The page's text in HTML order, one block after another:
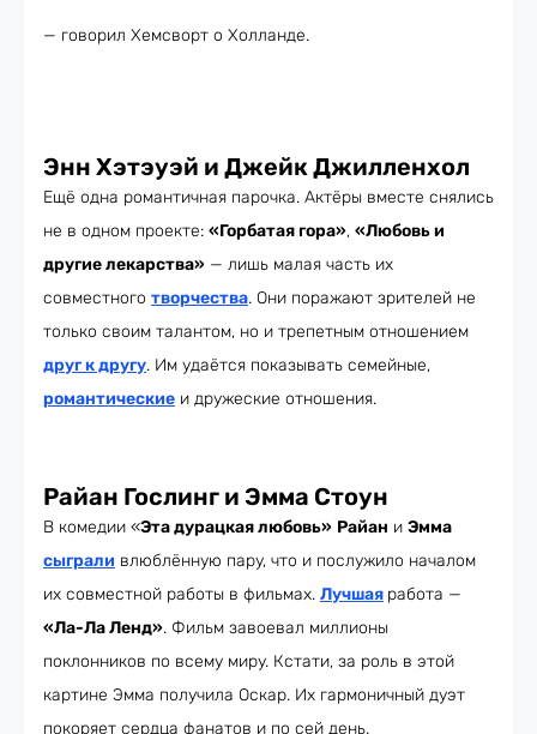
— говорил Хемсворт о Холланде.
Энн Хэтэуэй и Джейк Джилленхол
Ещё одна романтичная парочка. Актёры вместе снялись
не в одном проекте: «Горбатая гора», «Любовь и
другие лекарства» — лишь малая часть их
совместного творчества. Они поражают зрителей не
только своим талантом, но и трепетным отношением
друг к другу. Им удаётся показывать семейные,
романтические и дружеские отношения.
Райан Гослинг и Эмма Стоун
В комедии «Эта дурацкая любовь» Райан и Эмма
сыграли влюблённую пару, что и послужило началом
их совместной работы в фильмах. Лучшая работа —
«Ла-Ла Ленд». Фильм завоевал миллионы
поклонников по всему миру. Кстати, за роль в этой
картине Эмма получила Оскар. Их гармоничный дуэт
покоряет сердца фанатов и по сей день.